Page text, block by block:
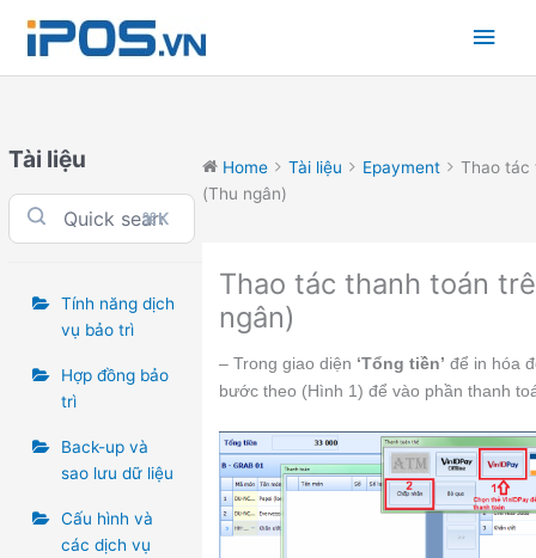
Main
Tài liệu
⌘K
Tính năng dịch
vụ bảo trì
Hợp đồng bảo
trì
Back-up và
sao lưu dữ liệu
Cấu hình và
các dịch vụ
Home Tài liệu Epayment
Thao tác
(Thu ngân)
Thao tác thanh toán
ngân)
– Trong giao diện ‘Tổng tiền’ để in hóa
bước theo (Hình 1) để vào phần thanh